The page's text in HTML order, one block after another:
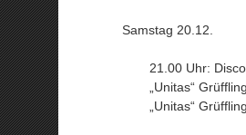
Samstag 20.12.
21.00 Uhr:
„Unitas“
„Unitas“